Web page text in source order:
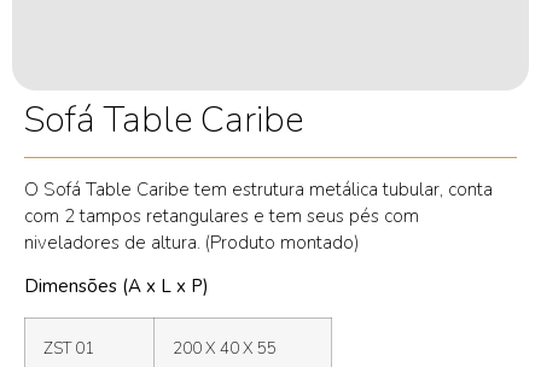
Sofá Table Caribe
O Sofá Table Caribe tem estrutura metálica tubular, conta
com 2 tampos retangulares e tem seus pés com
niveladores de altura. (Produto montado)
Dimensões (A x L x P)
ZST 01 200 X 40 X 55